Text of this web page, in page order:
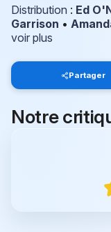
Distribution : Ed
Garrison •
voir plus
Partager
Notre